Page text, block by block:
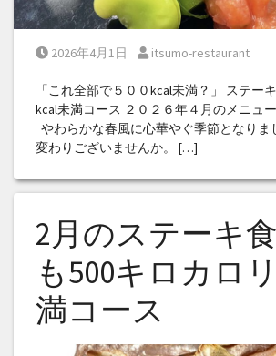
Posted on
2026年4月1日 Posted by
itsumo-restaurant
「これ全部で５００kcal未満？」 ステー
kcal未満コース ２０２６年４月のメニュ
やわらかな春風に心華やぐ季節となりま
変わりございませんか。 […]
2月のステーキ
も500キロカロ
満コース